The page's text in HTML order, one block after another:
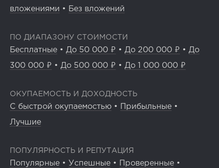
вложениями • Без вложений
ПО ДИАПАЗОНУ СТОИМОСТИ
Бесплатные • До 50 000 ₽ • До 200 000 ₽ • До
300 000 ₽ • До 500 000 ₽ • До 1 000 000 ₽
ОКУПАЕМОСТЬ И ДОХОДНОСТЬ
С быстрой окупаемостью • Прибыльные •
Лучшие
ПОПУЛЯРНОСТЬ И РЕПУТАЦИЯ
Популярные • Успешные • Проверенные •